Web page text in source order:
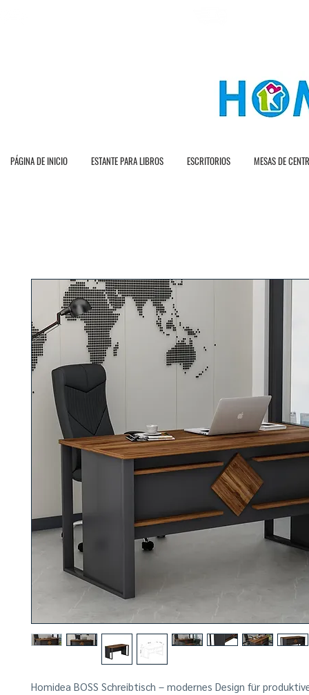
PÁGINA DE INICIO ESTANTE PARA LIBROS ESCRITORIOS MESAS DE
Homidea BOSS Schreibtisch – modernes Design für